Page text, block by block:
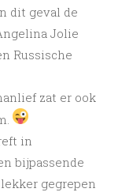
dit geval de
Jolie
Russische
zat er ook
in
bijpassende
gegrepen